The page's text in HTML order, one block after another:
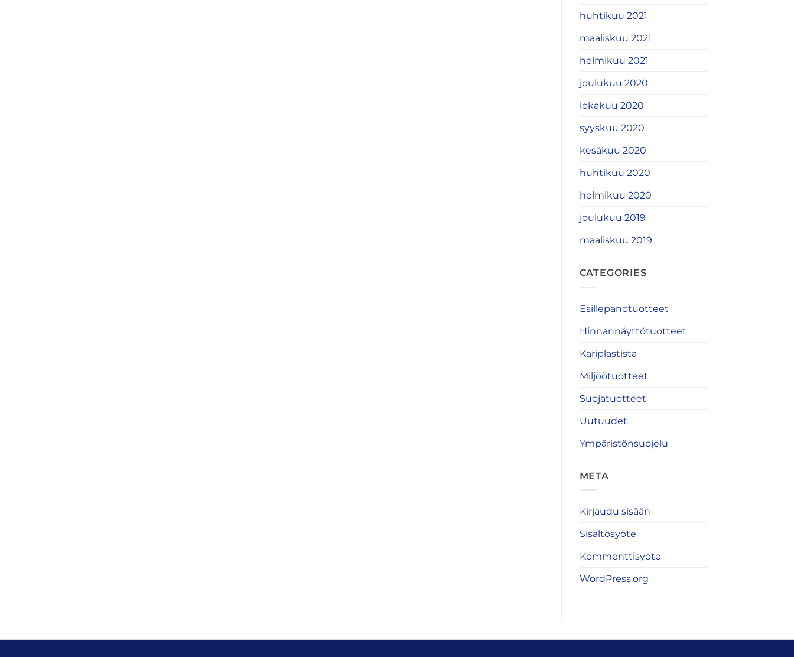
huhtikuu 2021
maaliskuu 2021
helmikuu 2021
joulukuu 2020
lokakuu 2020
syyskuu 2020
kesäkuu 2020
huhtikuu 2020
helmikuu 2020
joulukuu 2019
maaliskuu 2019
CATEGORIES
Esillepanotuotteet
Hinnannäyttötuotteet
Kariplastista
Miljöötuotteet
Suojatuotteet
Uutuudet
Ympäristönsuojelu
META
Kirjaudu sisään
Sisältösyöte
Kommenttisyöte
WordPress.org